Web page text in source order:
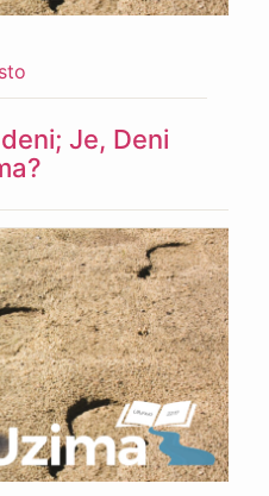
Je, Deni